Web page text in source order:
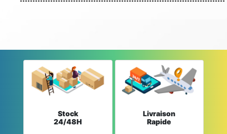
Stock
24/48H
Livraison
Rapide